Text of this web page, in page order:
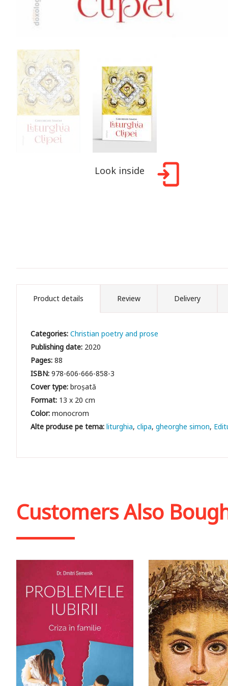
Look inside
Product details Review Delivery
Categories:Christian poetry and prose
Publishing date: 2020
Pages:88
ISBN:978-606-666-858-3
Cover type:broșată
Format: 13 x 20 cm
Color:monocrom
liturghia clipa gheorghe simon
Customers Also